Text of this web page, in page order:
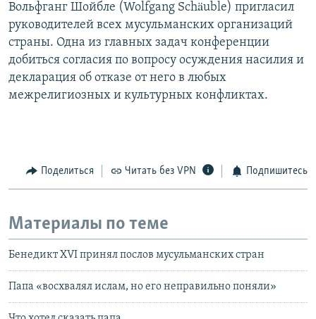
Вольфганг Шойбле (Wolfgang Schäuble) пригласил
руководителей всех мусульманских организаций
страны. Одна из главных задач конференции
добиться согласия по вопросу осуждения насилия и
декларация об отказе от него в любых
межрелигиозных и культурных конфликтах.
Поделиться Читать без VPN Подпишитесь
Материалы по теме
Бенедикт XVI принял послов мусульманских стран
Папа «восхвалял ислам, но его неправильно поняли»